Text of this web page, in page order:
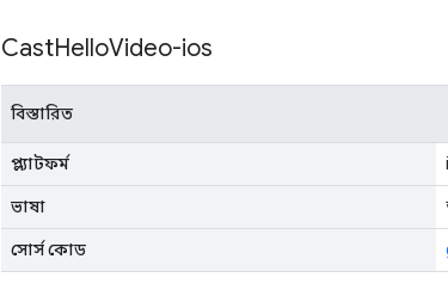
CastHelloVideo-ios
বিস্তারিত
প্ল্যাটফর্ম
ভাষা
সোর্স কোড